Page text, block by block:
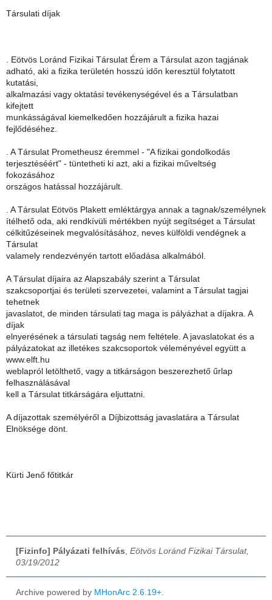
Társulati díjak
. Eötvös Loránd Fizikai Társulat Érem a Társulat azon tagjának
adható, aki a fizika területén hosszú időn keresztül folytatott
kutatási,
alkalmazási vagy oktatási tevékenységével és a Társulatban
kifejtett
munkásságával kiemelkedően hozzájárult a fizika hazai
fejlődéséhez.
. A Társulat Prometheusz éremmel - "A fizikai gondolkodás
terjesztéséért" - tüntetheti ki azt, aki a fizikai műveltség
fokozásához
országos hatással hozzájárult.
. A Társulat Eötvös Plakett emléktárgya annak a tagnak/személynek
ítélhető oda, aki rendkívüli mértékben nyújt segítséget a Társulat
célkitűzéseinek megvalósításához, neves külföldi vendégnek a
Társulat
valamely rendezvényén tartott előadása alkalmából.
A Társulat díjaira az Alapszabály szerint a Társulat
szakcsoportjai és területi szervezetei, valamint a Társulat tagjai
tehetnek
javaslatot, de minden társulati tag maga is pályázhat a díjakra. A
díjak
elnyerésének a társulati tagság nem feltétele. A javaslatokat és a
pályázatokat az illetékes szakcsoportok véleményével együtt a
www.elft.hu
weblapról letölthető, vagy a titkárságon beszerezhető űrlap
felhasználásával
kell a Társulat titkárságára eljuttatni.
A díjazottak személyéről a Díjbizottság javaslatára a Társulat
Elnöksége dönt.
Kürti Jenő főtitkár
[Fizinfo] Pályázati felhívás Eötvös Loránd Fizikai Társulat,
03/19/2012
Archive powered by MHonArc 2.6.19+